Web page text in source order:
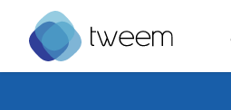
Ir a la página de inicio de